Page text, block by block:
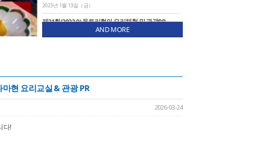
2023년 1월 13일（금）
제21회(2022.9) 돗토리현의 요리체험 및 관광PR
2022년 9월 16일 (금) 19:00~21:00
제19회(2021.11)가가와현의 요리 체험 및 관광 PR
2021년 11월 5일(금) 15:30~17:30
AND MORE
현 요리교실 & 관광 PR
2026-03-24
다!